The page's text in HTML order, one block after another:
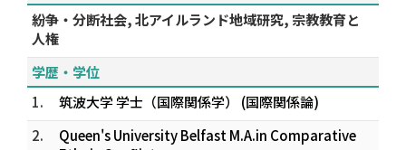
紛争・分断社会, 北アイルランド地域研究, 宗教教育と
人権
学歴・学位
1.
筑波大学 学士（国際関係学） (国際関係論)
2.
Queen's University Belfast M.A.in Comparative